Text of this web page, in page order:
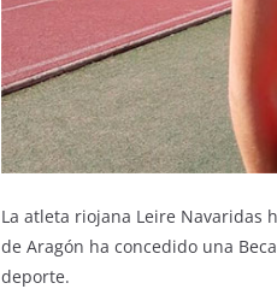
La atleta riojana Leire Navaridas
de Aragón ha concedido una
deporte.